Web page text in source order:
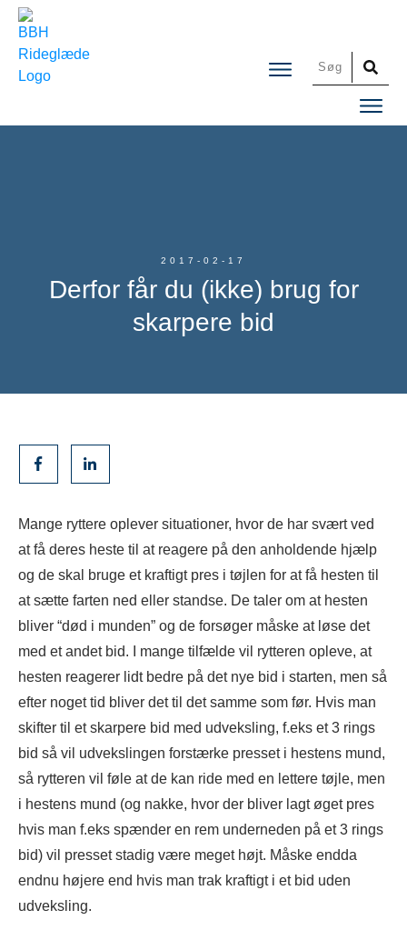
2017-02-17
Derfor får du (ikke) brug for
skarpere bid
Mange ryttere oplever situationer, hvor de har svært ved
at få deres heste til at reagere på den anholdende hjælp
og de skal bruge et kraftigt pres i tøjlen for at få hesten til
at sætte farten ned eller standse. De taler om at hesten
bliver “død i munden” og de forsøger måske at løse det
med et andet bid. I mange tilfælde vil rytteren opleve, at
hesten reagerer lidt bedre på det nye bid i starten, men så
efter noget tid bliver det til det samme som før. Hvis man
skifter til et skarpere bid med udveksling, f.eks et 3 rings
bid så vil udvekslingen forstærke presset i hestens mund,
så rytteren vil føle at de kan ride med en lettere tøjle, men
i hestens mund (og nakke, hvor der bliver lagt øget pres
hvis man f.eks spænder en rem underneden på et 3 rings
bid) vil presset stadig være meget højt. Måske endda
endnu højere end hvis man trak kraftigt i et bid uden
udveksling.